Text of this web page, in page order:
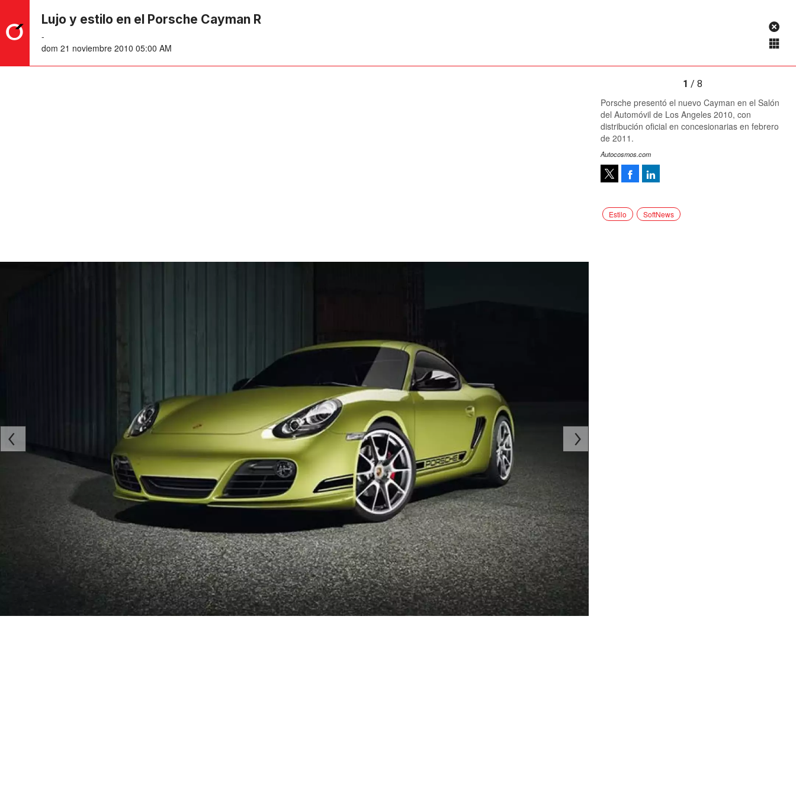
Lujo y estilo en el Porsche Cayman R
-
dom 21 noviembre 2010 05:00 AM
Estilo SoftNews
1 / 8
Porsche presentó el nuevo Cayman en el Salón
del Automóvil de Los Angeles 2010, con
distribución oficial en concesionarias en febrero
de 2011.
Autocosmos.com
Facebook